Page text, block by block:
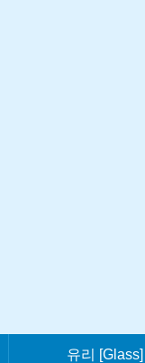
유리